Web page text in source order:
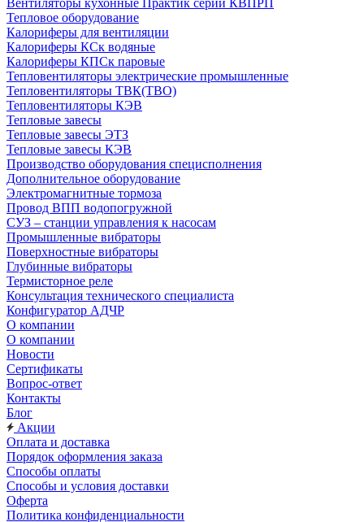
Вентиляторы кухонные Практик серии КВПРП
Тепловое оборудование
Калориферы для вентиляции
Калориферы КСк водяные
Калориферы КПСк паровые
Тепловентиляторы электрические промышленные
Тепловентиляторы ТВК(ТВО)
Тепловентиляторы КЭВ
Тепловые завесы
Тепловые завесы ЭТЗ
Тепловые завесы КЭВ
Производство оборудования специсполнения
Дополнительное оборудование
Электромагнитные тормоза
Провод ВПП водопогружной
СУЗ – станции управления к насосам
Промышленные вибраторы
Поверхностные вибраторы
Глубинные вибраторы
Термисторное реле
Консультация технического специалиста
Конфигуратор АДЧР
О компании
О компании
Новости
Сертификаты
Вопрос-ответ
Контакты
Блог
Акции
Оплата и доставка
Порядок оформления заказа
Способы оплаты
Способы и условия доставки
Оферта
Политика конфиденциальности